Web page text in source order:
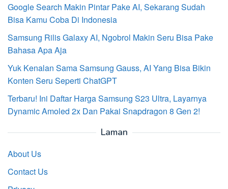
Google Search Makin Pintar Pake AI, Sekarang Sudah
Bisa Kamu Coba Di Indonesia
Samsung Rilis Galaxy AI, Ngobrol Makin Seru Bisa Pake
Bahasa Apa Aja
Yuk Kenalan Sama Samsung Gauss, AI Yang Bisa Bikin
Konten Seru Seperti ChatGPT
Terbaru! Ini Daftar Harga Samsung S23 Ultra, Layarnya
Dynamic Amoled 2x Dan Pakai Snapdragon 8 Gen 2!
Laman
About Us
Contact Us